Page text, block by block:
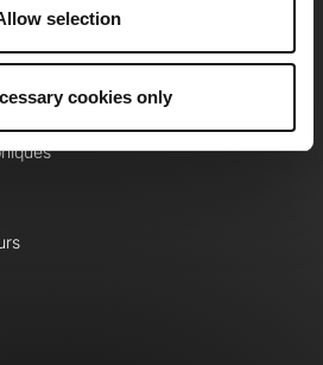
selection
cookies only